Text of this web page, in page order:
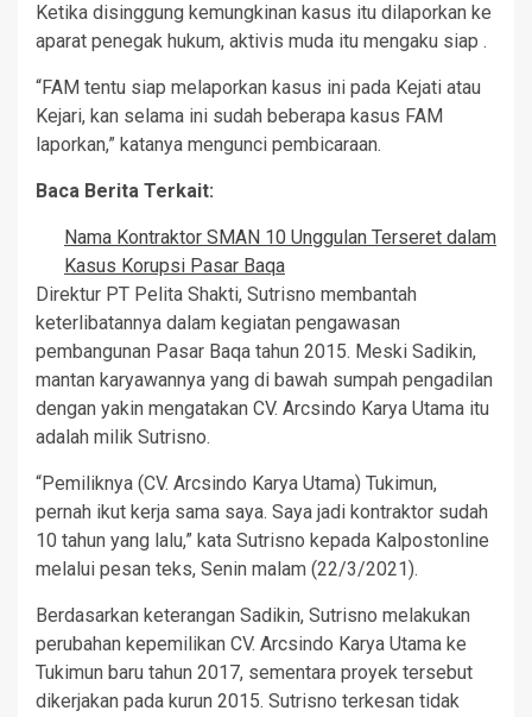
Ketika disinggung kemungkinan kasus itu dilaporkan ke
aparat penegak hukum, aktivis muda itu mengaku siap .
“FAM tentu siap melaporkan kasus ini pada Kejati atau
Kejari, kan selama ini sudah beberapa kasus FAM
laporkan,” katanya mengunci pembicaraan.
Baca Berita Terkait:
Nama Kontraktor SMAN 10 Unggulan Terseret dalam
Kasus Korupsi Pasar Baqa
Direktur PT Pelita Shakti, Sutrisno membantah
keterlibatannya dalam kegiatan pengawasan
pembangunan Pasar Baqa tahun 2015. Meski Sadikin,
mantan karyawannya yang di bawah sumpah pengadilan
dengan yakin mengatakan CV. Arcsindo Karya Utama itu
adalah milik Sutrisno.
“Pemiliknya (CV. Arcsindo Karya Utama) Tukimun,
pernah ikut kerja sama saya. Saya jadi kontraktor sudah
10 tahun yang lalu,” kata Sutrisno kepada Kalpostonline
melalui pesan teks, Senin malam (22/3/2021).
Berdasarkan keterangan Sadikin, Sutrisno melakukan
perubahan kepemilikan CV. Arcsindo Karya Utama ke
Tukimun baru tahun 2017, sementara proyek tersebut
dikerjakan pada kurun 2015. Sutrisno terkesan tidak